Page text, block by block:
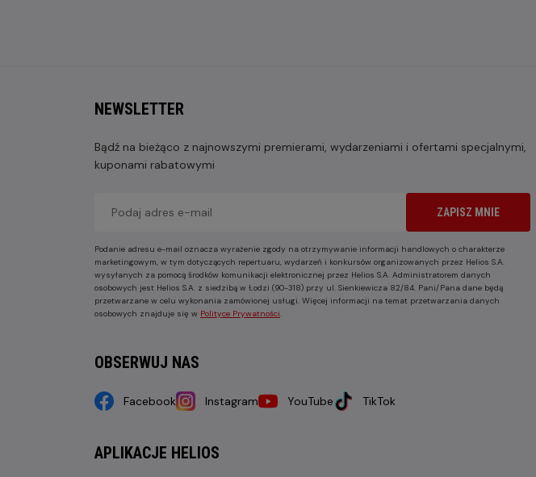
NEWSLETTER
Bądź na bieżąco z najnowszymi premierami, wydarzeniami i ofertami specjalnymi,
kuponami rabatowymi
ZAPISZ MNIE
Podanie adresu e-mail oznacza wyrażenie zgody na otrzymywanie informacji handlowych o charakterze
marketingowym, w tym dotyczących repertuaru, wydarzeń i konkursów organizowanych przez Helios S.A.
wysyłanych za pomocą środków komunikacji elektronicznej przez Helios S.A. Administratorem danych
osobowych jest Helios S.A. z siedzibą w Łodzi (90-318) przy ul. Sienkiewicza 82/84. Pani/Pana dane będą
przetwarzane w celu wykonania zamówionej usługi. Więcej informacji na temat przetwarzania danych
osobowych znajduje się w Polityce Prywatności
OBSERWUJ NAS
Facebook Instagram YouTube TikTok
APLIKACJE HELIOS